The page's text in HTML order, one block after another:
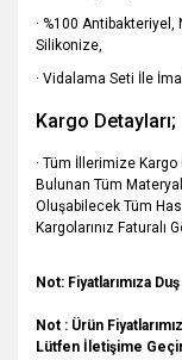
· %100 Antibakteriyel,
Silikonize,
· Vidalama Seti İle
Kargo Detayları;
· Tüm İllerimize
Bulunan Tüm
Oluşabilecek Tüm
Kargolarınız Faturalı
Not: Fiyatlarımıza
Not : Ürün
Lütfen İletişime